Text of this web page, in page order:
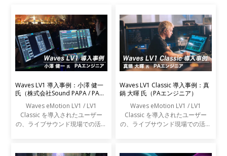
Waves LV1 導入事例：小澤 健一
氏（株式会社Sound PAPA / PAエ
Waves eMotion LV1 / LV1
Classic を導入されたユーザー
の、ライブサウンド現場での活用
Waves LV1 Classic 導入事例：真
鍋 大暉 氏（PAエンジニア）
Waves eMotion LV1 / LV1
Classic を導入されたユーザー
の、ライブサウンド現場での活用